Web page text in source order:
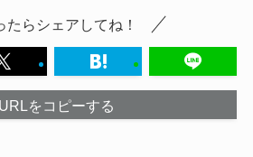
たらシェアしてね！
URLをコピーする